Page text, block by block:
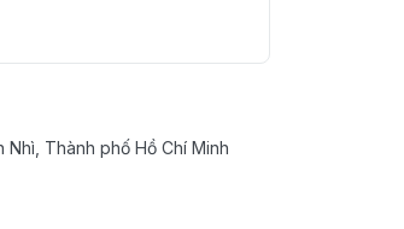
Thành phố Hồ Chí Minh